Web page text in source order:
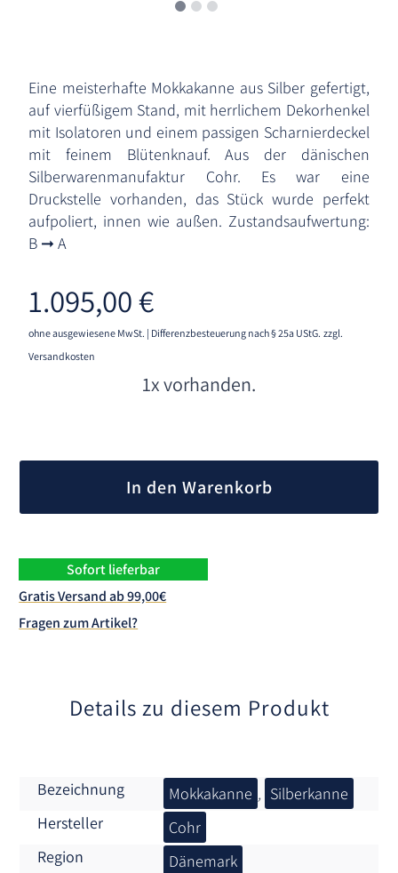
Eine meisterhafte Mokkakanne aus Silber gefertigt,
auf vierfüßigem Stand, mit herrlichem Dekorhenkel
mit Isolatoren und einem passigen Scharnierdeckel
mit feinem Blütenknauf. Aus der dänischen
Silberwarenmanufaktur Cohr. Es war eine
Druckstelle vorhanden, das Stück wurde perfekt
aufpoliert, innen wie außen. Zustandsaufwertung:
B ➞ A
1.095,00€
ohne ausgewiesene MwSt. | Differenzbesteuerung nach § 25a UStG. zzgl.
Versandkosten
1x vorhanden.
In den Warenkorb
Sofort lieferbar
Gratis Versand ab 99,00€
Fragen zum Artikel?
Details zu diesem Produkt
Bezeichnung Mokkakanne , Silberkanne
Hersteller
Cohr
Region
Dänemark